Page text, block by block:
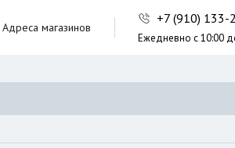
Адреса магазинов
+7 (910)
Ежедневно с 10:00